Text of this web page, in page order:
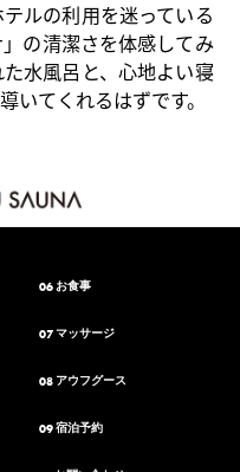
ルの利用を迷っている
の清潔さを体感してみ
水風呂と、心地よい寝
いてくれるはずです。
06 お食事
07 マッサージ
08 アウフグース
09 宿泊予約